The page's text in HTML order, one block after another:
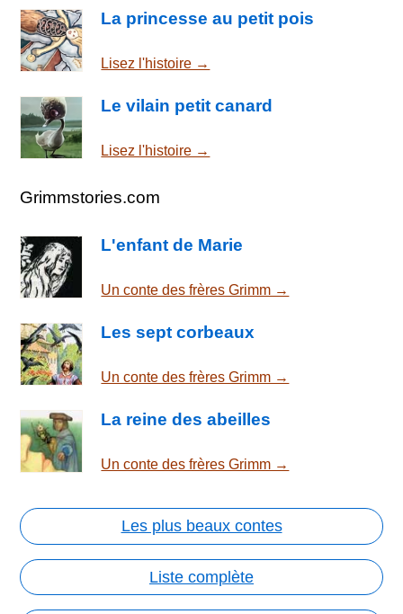
La princesse au petit pois
Lisez l'histoire →
Le vilain petit canard
Lisez l'histoire →
Grimmstories.com
L'enfant de Marie
Un conte des frères Grimm →
Les sept corbeaux
Un conte des frères Grimm →
La reine des abeilles
Un conte des frères Grimm →
Les plus beaux contes
Liste complète